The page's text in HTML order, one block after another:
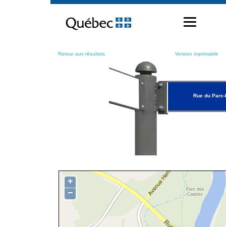
contenu
Retour aux résultats Version imprimable
Rue du
+
−